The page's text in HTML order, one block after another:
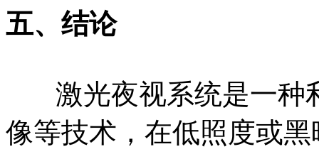
五、结论
激光夜视系统是一种
像等技术，在低照度或